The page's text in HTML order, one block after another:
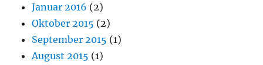
Januar 2016 (2)
Oktober 2015 (2)
September 2015 (1)
August 2015 (1)